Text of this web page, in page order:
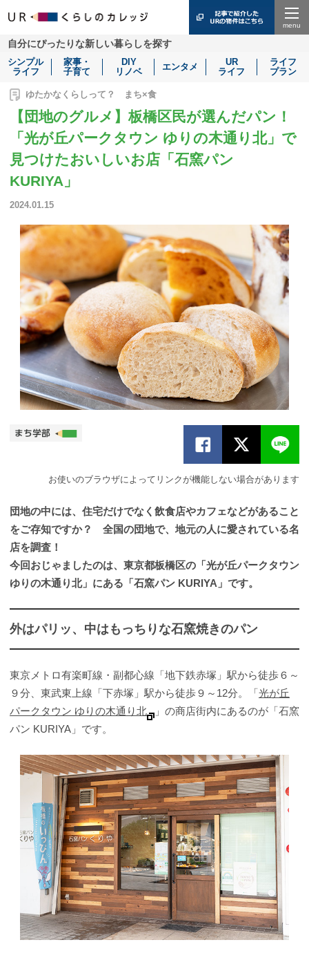
自分にぴったりな新しい暮らしを探す
シンプル
ライフ
家事・
子育て
DIY
リノベ
エンタメ
UR
ライフ
ライフ
プラン
ゆたかなくらしって？ まち×食
【団地のグルメ】板橋区民が選んだパン！
「光が丘パークタウン ゆりの木通り北」で
見つけたおいしいお店「石窯パン
KURIYA」
2024.01.15
お使いのブラウザによってリンクが機能しない場合があります
団地の中には、住宅だけでなく飲食店やカフェなどがあること
をご存知ですか？ 全国の団地で、地元の人に愛されている名
店を調査！
今回おじゃましたのは、東京都板橋区の「光が丘パークタウン
ゆりの木通り北」にある「石窯パン KURIYA」です。
外はパリッ、中はもっちりな石窯焼きのパン
東京メトロ有楽町線・副都心線「地下鉄赤塚」駅から徒歩６～
９分、東武東上線「下赤塚」駅から徒歩９～12分。「光が丘
パークタウン ゆりの木通り北
」の商店街内にあるのが「石窯
パン KURIYA」です。